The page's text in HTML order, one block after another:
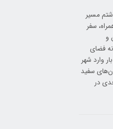
مسیر
سفر
و
فضای
وارد شهر
سفید
در